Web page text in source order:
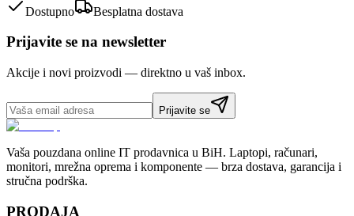
Dostupno
Besplatna dostava
Prijavite se na newsletter
Akcije i novi proizvodi — direktno u vaš inbox.
Prijavite se
Vaša pouzdana online IT prodavnica u BiH. Laptopi, računari,
monitori, mrežna oprema i komponente — brza dostava, garancija i
stručna podrška.
PRODAJA